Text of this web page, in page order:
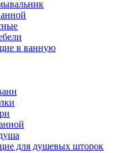
в ванную
для душевых шторок